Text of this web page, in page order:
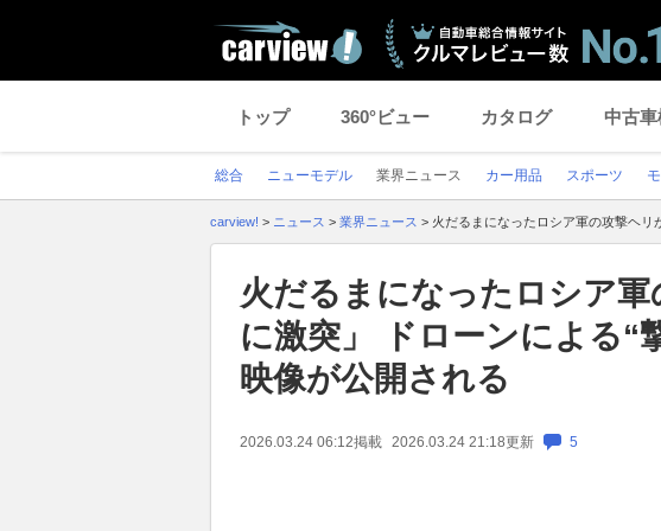
トップ 360°ビュー カタログ 中古車
総合 ニューモデル 業界ニュース カー用品 スポーツ
carview! > ニュース > 業界ニュース > 火だるまになったロシア軍の攻撃ヘリ
火だるまになったロシア
に激突」 ドローンによる“
映像が公開される
2026.03.24 06:12掲載 2026.03.24 21:18更新 5